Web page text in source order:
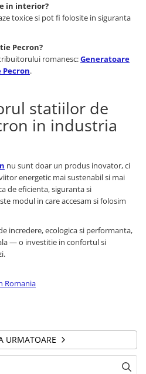
in interior?
toxice si pot fi folosite in siguranta
Pecron?
romanesc:Generatoare
Pecron.
statiilor de
in industria
nu sunt doar un produs inovator, ci
energetic mai sustenabil si mai
de eficienta, siguranta si
modul in care accesam si folosim
incredere, ecologica si performanta,
— o investitie in confortul si
Romania
URMATOARE